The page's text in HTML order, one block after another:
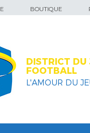
BOUTIQUE
DISTRICT DU
FOOTBALL
L'AMOUR DU